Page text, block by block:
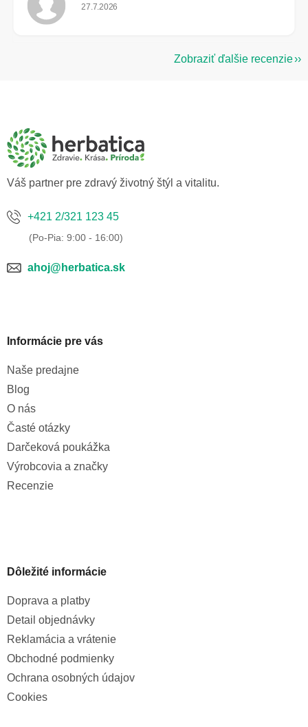
Hodnotenie obchodu je 5 z 5 hviezdičiek.
27.7.2026
Zobraziť ďalšie recenzie
Váš partner pre zdravý životný štýl a vitalitu.
+421 2/321 123 45
ahoj@herbatica.sk
Informácie pre vás
Naše predajne
Blog
O nás
Časté otázky
Darčeková poukážka
Výrobcovia a značky
Recenzie
Dôležité informácie
Doprava a platby
Detail objednávky
Reklamácia a vrátenie
Obchodné podmienky
Ochrana osobných údajov
Cookies